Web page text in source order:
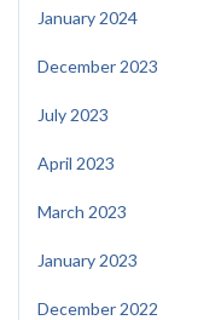
January 2024
December 2023
July 2023
April 2023
March 2023
January 2023
December 2022